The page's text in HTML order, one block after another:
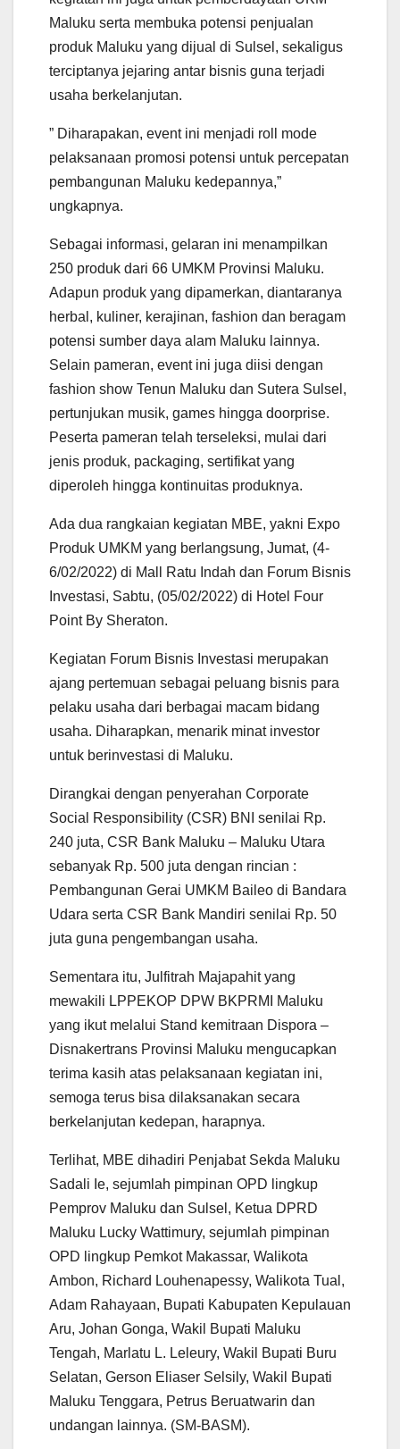
Maluku serta membuka potensi penjualan
produk Maluku yang dijual di Sulsel, sekaligus
terciptanya jejaring antar bisnis guna terjadi
usaha berkelanjutan.
” Diharapakan, event ini menjadi roll mode
pelaksanaan promosi potensi untuk percepatan
pembangunan Maluku kedepannya,”
ungkapnya.
Sebagai informasi, gelaran ini menampilkan
250 produk dari 66 UMKM Provinsi Maluku.
Adapun produk yang dipamerkan, diantaranya
herbal, kuliner, kerajinan, fashion dan beragam
potensi sumber daya alam Maluku lainnya.
Selain pameran, event ini juga diisi dengan
fashion show Tenun Maluku dan Sutera Sulsel,
pertunjukan musik, games hingga doorprise.
Peserta pameran telah terseleksi, mulai dari
jenis produk, packaging, sertifikat yang
diperoleh hingga kontinuitas produknya.
Ada dua rangkaian kegiatan MBE, yakni Expo
Produk UMKM yang berlangsung, Jumat, (4-
6/02/2022) di Mall Ratu Indah dan Forum Bisnis
Investasi, Sabtu, (05/02/2022) di Hotel Four
Point By Sheraton.
Kegiatan Forum Bisnis Investasi merupakan
ajang pertemuan sebagai peluang bisnis para
pelaku usaha dari berbagai macam bidang
usaha. Diharapkan, menarik minat investor
untuk berinvestasi di Maluku.
Dirangkai dengan penyerahan Corporate
Social Responsibility (CSR) BNI senilai Rp.
240 juta, CSR Bank Maluku – Maluku Utara
sebanyak Rp. 500 juta dengan rincian :
Pembangunan Gerai UMKM Baileo di Bandara
Udara serta CSR Bank Mandiri senilai Rp. 50
juta guna pengembangan usaha.
Sementara itu, Julfitrah Majapahit yang
mewakili LPPEKOP DPW BKPRMI Maluku
yang ikut melalui Stand kemitraan Dispora –
Disnakertrans Provinsi Maluku mengucapkan
terima kasih atas pelaksanaan kegiatan ini,
semoga terus bisa dilaksanakan secara
berkelanjutan kedepan, harapnya.
Terlihat, MBE dihadiri Penjabat Sekda Maluku
Sadali Ie, sejumlah pimpinan OPD lingkup
Pemprov Maluku dan Sulsel, Ketua DPRD
Maluku Lucky Wattimury, sejumlah pimpinan
OPD lingkup Pemkot Makassar, Walikota
Ambon, Richard Louhenapessy, Walikota Tual,
Adam Rahayaan, Bupati Kabupaten Kepulauan
Aru, Johan Gonga, Wakil Bupati Maluku
Tengah, Marlatu L. Leleury, Wakil Bupati Buru
Selatan, Gerson Eliaser Selsily, Wakil Bupati
Maluku Tenggara, Petrus Beruatwarin dan
undangan lainnya. (SM-BASM).